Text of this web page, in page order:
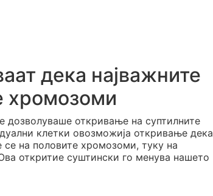
дека најважните
хромозоми
дозволуваше откривање на суптилните
клетки овозможија откривање дека
се на половите хромозоми, туку на
откритие суштински го менува нашето